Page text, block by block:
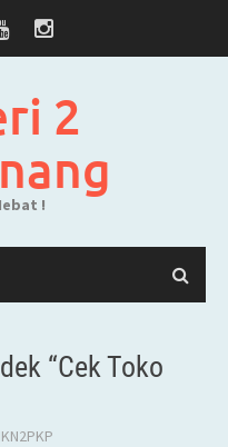
2
!
“Cek Toko